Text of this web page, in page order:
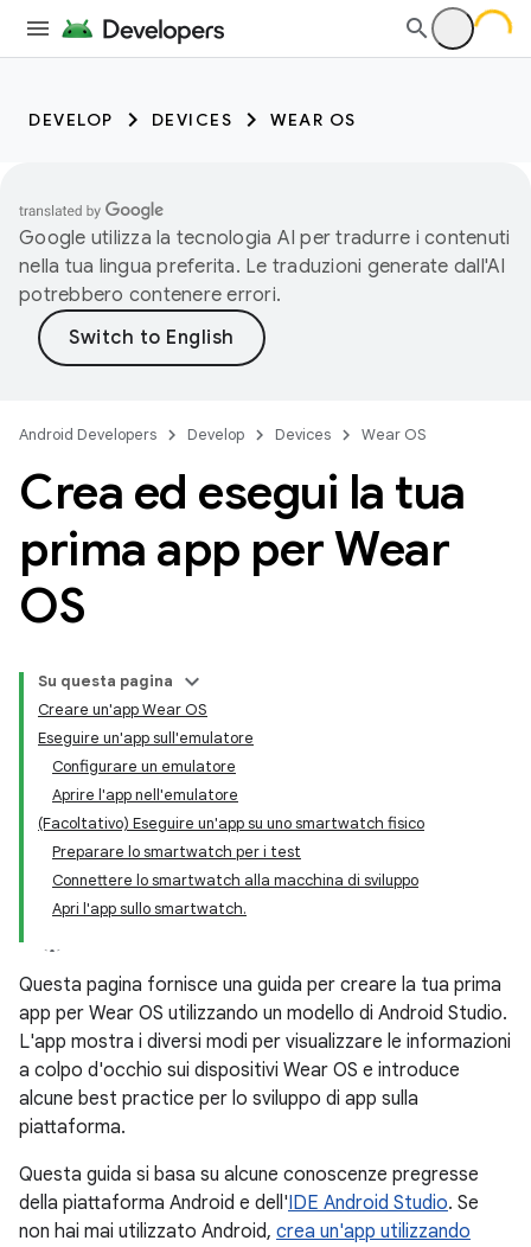
DEVELOP DEVICES WEAR OS
Google utilizza la tecnologia AI per tradurre i contenuti
nella tua lingua preferita. Le traduzioni generate dall'AI
potrebbero contenere errori.
Android Developers Develop Devices Wear OS
Crea ed esegui la tua
prima app per Wear
OS
Su questa pagina
Creare un'app Wear OS
Eseguire un'app sull'emulatore
Configurare un emulatore
Aprire l'app nell'emulatore
(Facoltativo) Eseguire un'app su uno smartwatch fisico
Preparare lo smartwatch per i test
Connettere lo smartwatch alla macchina di sviluppo
Apri l'app sullo smartwatch.
Questa pagina fornisce una guida per creare la tua prima
app per Wear OS utilizzando un modello di Android Studio.
L'app mostra i diversi modi per visualizzare le informazioni
a colpo d'occhio sui dispositivi Wear OS e introduce
alcune best practice per lo sviluppo di app sulla
piattaforma.
Questa guida si basa su alcune conoscenze pregresse
della piattaforma Android e dell'IDE Android Studio. Se
non hai mai utilizzato Android, crea un'app utilizzando